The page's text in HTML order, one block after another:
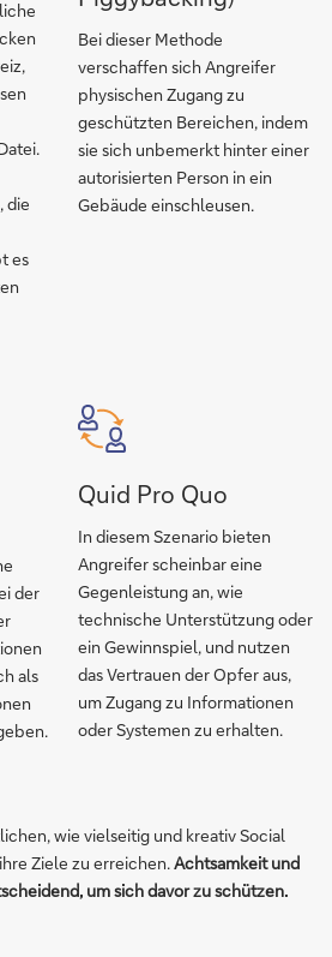
die
es
Bei dieser Methode
verschaffen sich Angreifer
physischen Zugang zu
geschützten Bereichen, indem
sie sich unbemerkt hinter einer
autorisierten Person in ein
Gebäude einschleusen.
der
als
Quid Pro Quo
In diesem Szenario bieten
Angreifer scheinbar eine
Gegenleistung an, wie
technische Unterstützung oder
ein Gewinnspiel, und nutzen
das Vertrauen der Opfer aus,
um Zugang zu Informationen
oder Systemen zu erhalten.
wie vielseitig und kreativ Social
Ziele zu erreichen.Achtsamkeit und
um sich davor zu schützen.